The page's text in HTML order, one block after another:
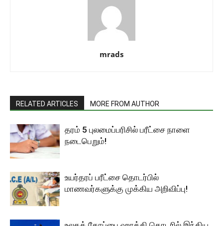
mrads
RELATED ARTICLES MORE FROM AUTHOR
தரம் 5 புலமைப்பரிசில் பரீட்சை நாளை
நடைபெறும்!
உயர்தரப் பரீட்சை தொடர்பில்
மாணவர்களுக்கு முக்கிய அறிவிப்பு!